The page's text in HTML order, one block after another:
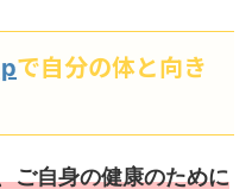
で自分の体と向き
ご自身の健康のために